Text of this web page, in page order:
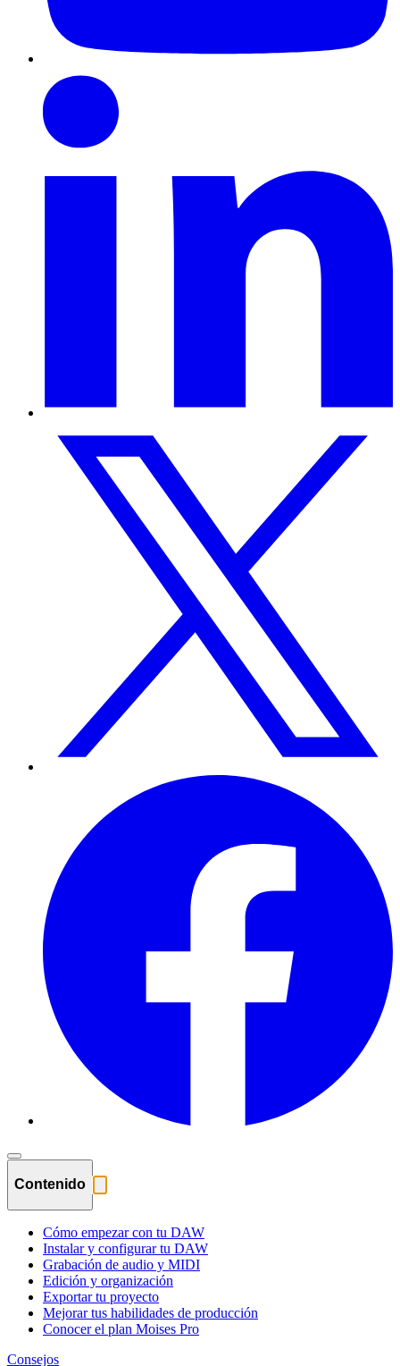
Contenido
Cómo empezar con tu DAW
Instalar y configurar tu DAW
Grabación de audio y MIDI
Edición y organización
Exportar tu proyecto
Mejorar tus habilidades de producción
Conocer el plan Moises Pro
Consejos